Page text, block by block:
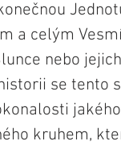
a celým
nebo
se
kruhem,